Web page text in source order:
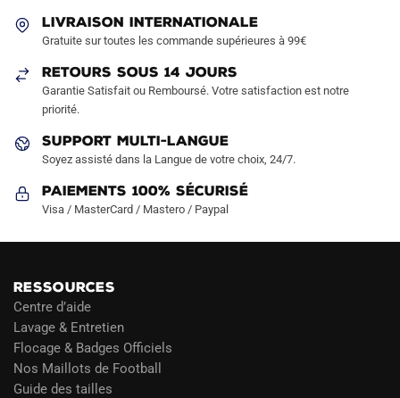
page
LIVRAISON INTERNATIONALE
Gratuite sur toutes les commande supérieures à 99€
RETOURS SOUS 14 JOURS
Garantie Satisfait ou Remboursé. Votre satisfaction est notre
priorité.
SUPPORT MULTI-LANGUE
Soyez assisté dans la Langue de votre choix, 24/7.
Paiements 100% Sécurisé
Visa / MasterCard / Mastero / Paypal
RESSOURCES
Centre d’aide
Lavage & Entretien
Flocage & Badges Officiels
Nos Maillots de Football
Guide des tailles